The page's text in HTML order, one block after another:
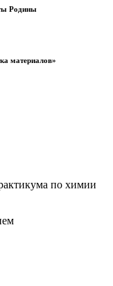
Родины
материалов»
по химии